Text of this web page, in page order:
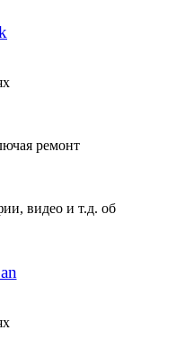
ремонт
видео и т.д. об